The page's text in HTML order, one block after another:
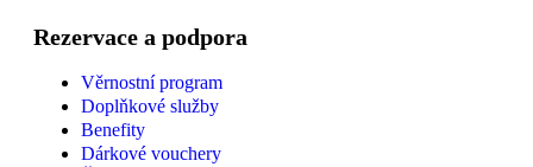
Rezervace a podpora
Věrnostní program
Doplňkové služby
Benefity
Dárkové vouchery